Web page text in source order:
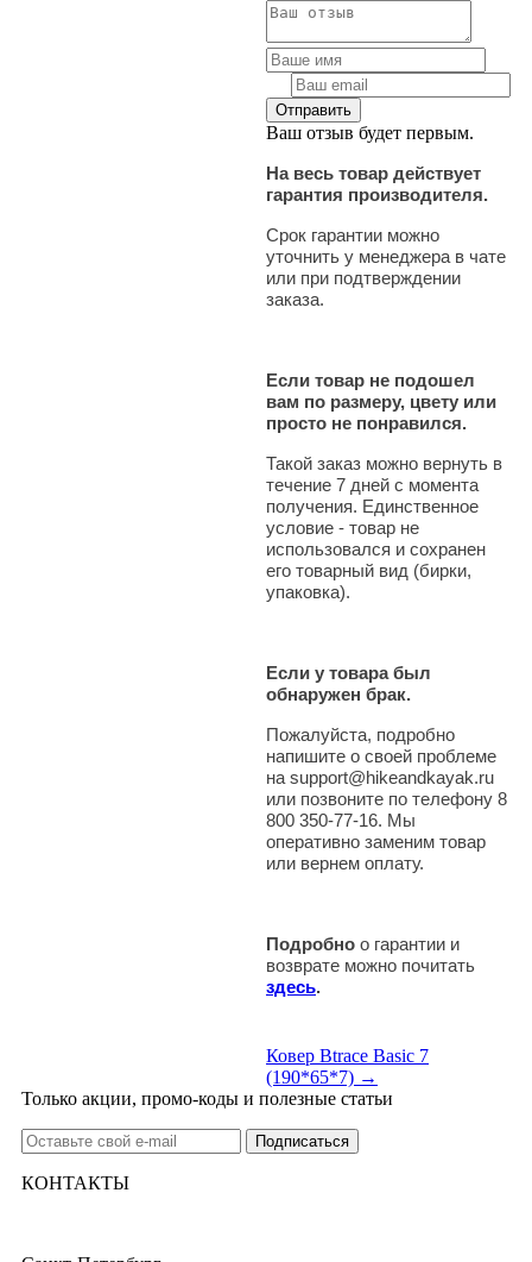
Ваш отзыв будет первым.
На весь товар действует
гарантия производителя.
Срок гарантии можно
уточнить у менеджера в чате
или при подтверждении
заказа.
Если товар не подошел
вам по размеру, цвету или
просто не понравился.
Такой заказ можно вернуть в
течение 7 дней с момента
получения. Единственное
условие - товар не
использовался и сохранен
его товарный вид (бирки,
упаковка).
Если у товара был
обнаружен брак.
Пожалуйста, подробно
напишите о своей проблеме
на support@hikeandkayak.ru
или позвоните по телефону 8
800 350-77-16. Мы
оперативно заменим товар
или вернем оплату.
Подробно о гарантии и
возврате можно почитать
здесь.
Ковер Btrace Basic 7
(190*65*7) →
Только акции, промо-коды и полезные статьи
КОНТАКТЫ